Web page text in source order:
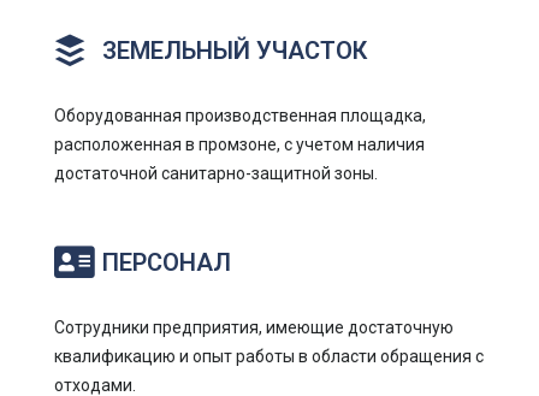
ЗЕМЕЛЬНЫЙ УЧАСТОК
Оборудованная производственная площадка,
расположенная в промзоне, с учетом наличия
достаточной санитарно-защитной зоны.
ПЕРСОНАЛ
Сотрудники предприятия, имеющие достаточную
квалификацию и опыт работы в области обращения с
отходами.